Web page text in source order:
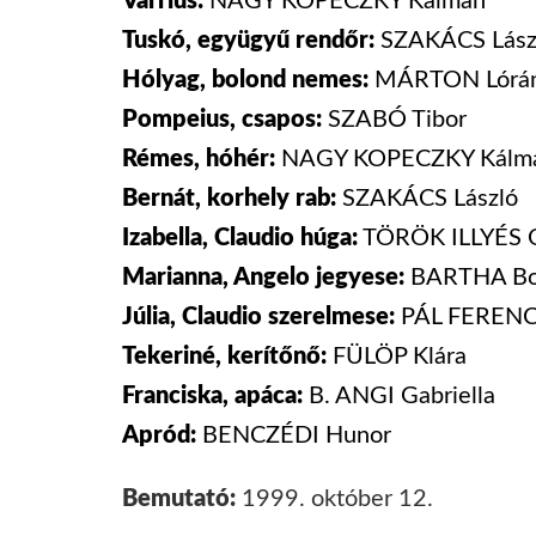
Tuskó, együgyű rendőr: SZAKÁCS
Hólyag, bolond nemes: MÁRTON
Pompeius, csapos: SZABÓ Tibor
Rémes, hóhér: NAGY KOPECZKY
Bernát, korhely rab: SZAKÁCS László
Izabella, Claudio húga: TÖRÖK ILLYÉS
Marianna, Angelo jegyese: BARTHA
Júlia, Claudio szerelmese: PÁL
Tekeriné, kerítőnő: FÜLÖP Klára
Franciska, apáca: B. ANGI Gabriella
Apród: BENCZÉDI Hunor
Bemutató: 1999. október 12.